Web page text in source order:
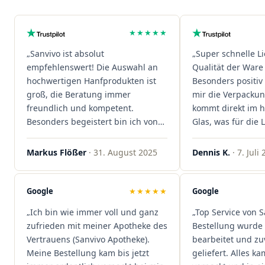
★★★★★
„Sanvivo ist absolut
empfehlenswert! Die Auswahl an
hochwertigen Hanfprodukten ist
groß, die Beratung immer
freundlich und kompetent.
Besonders begeistert bin ich von
der schnellen Rezeptannahme –
alles läuft unkompliziert und
sind extrem zügig, was mir jedes
Mal viel Zeit spart. Man merkt,
Kundenzufriedenheit an erster
Stelle stehen. Vielen Dank an das
Team von Sanvivo – ich bin
rundum begeistert!"
Markus Flößer · 31. August 2025
„Super schnelle
Qualität der
Besonders
mir die
kommt direkt im
Glas, was für die
ist. Ich bestelle
wieder!"
Dennis K. · 7. Juli
Google ★★★★★
„Ich bin wie immer voll und ganz
zufrieden mit meiner Apotheke des
Vertrauens (Sanvivo Apotheke).
Meine Bestellung kam bis jetzt
Google
„Top Service von
Bestellung wurde
bearbeitet und
geliefert. Alles